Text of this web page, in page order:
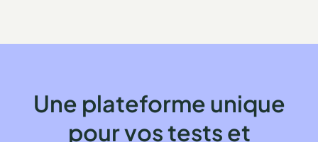
Une plateforme unique
pour vos tests et